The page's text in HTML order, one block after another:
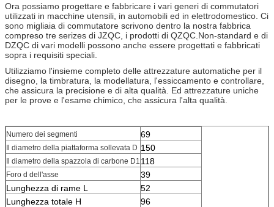
Ora possiamo progettare e fabbricare i vari generi di commutatori
utilizzati in macchine utensili, in automobili ed in elettrodomestico. Ci
sono migliaia di commutatore scrivono dentro la nostra fabbrica
compreso tre serizes di JZQC, i prodotti di QZQC.Non-standard e di
DZQC di vari modelli possono anche essere progettati e fabbricati
sopra i requisiti speciali.
Utilizziamo l'insieme completo delle attrezzature automatiche per il
disegno, la timbratura, la modellatura, l'essiccamento e controllare,
che assicura la precisione e di alta qualità
Ed attrezzature uniche
per le prove e l'esame chimico, che assicura l'alta qualità.
Numero dei segmenti 69
Il diametro della piattaforma sollevata D 150
Il diametro della spazzola di carbone D1 118
Foro d dell'asse
39
Lunghezza di rame L
52
Lunghezza totale H
96